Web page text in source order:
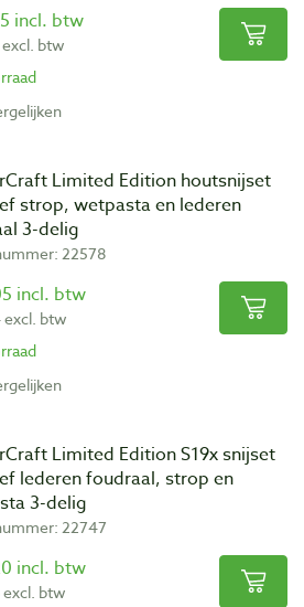
incl. btw
btw
Limited Edition houtsnijset
strop, wetpasta en lederen
3-delig
22578
incl. btw
excl. btw
Limited Edition S19x snijset
lederen foudraal, strop en
3-delig
22747
incl. btw
btw